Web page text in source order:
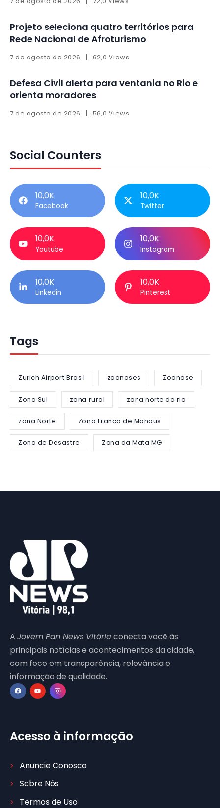
Projeto seleciona quatro territórios para
Rede Nacional de Afroturismo
7 de agosto de 2026 62,0 Views
Defesa Civil alerta para ventania no Rio e
orienta moradores
7 de agosto de 2026 56,0 Views
Social Counters
10,0K
Facebook
10,0K
Twitter
10,0K
Youtube
10,0K
Instagram
10,0K
Linkedin
10,0K
Pinterest
Tags
Zurich Airport Brasil zoonoses Zoonose
Zona Sul zona rural zona norte do rio
zona Norte Zona Franca de Manaus
Zona de Desastre Zona da Mata MG
A Jovem Pan News Vitóriaconecta você às
principais notícias e acontecimentos da cidade,
com foco em transparência, relevância e
informação de qualidade.
Acesso à informação
Anuncie Conosco
Sobre Nós
Termos de Uso